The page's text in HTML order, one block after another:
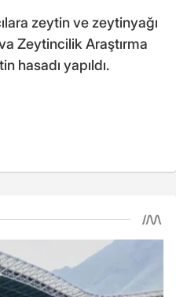
zeytin ve zeytinyağı
Zeytincilik Araştırma
hasadı yapıldı.